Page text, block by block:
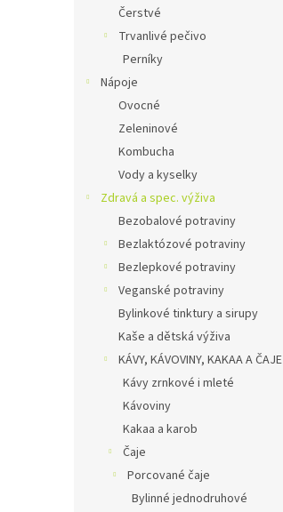
Čerstvé
Trvanlivé pečivo
Perníky
Nápoje
Ovocné
Zeleninové
Kombucha
Vody a kyselky
Zdravá a spec. výživa
Bezobalové potraviny
Bezlaktózové potraviny
Bezlepkové potraviny
Veganské potraviny
Bylinkové tinktury a sirupy
Kaše a dětská výživa
KÁVY, KÁVOVINY, KAKAA A ČAJE
Kávy zrnkové i mleté
Kávoviny
Kakaa a karob
Čaje
Porcované čaje
Bylinné jednodruhové